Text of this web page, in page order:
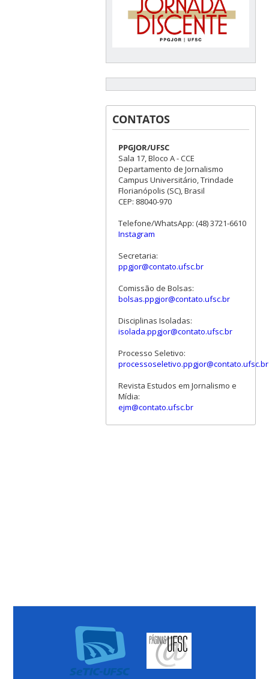
CONTATOS
PPGJOR/UFSC
Sala 17, Bloco A - CCE
Departamento de Jornalismo
Campus Universitário, Trindade
Florianópolis (SC), Brasil
CEP: 88040-970
Telefone/WhatsApp: (48) 3721-6610
Instagram
Secretaria:
ppgjor@contato.ufsc.br
Comissão de Bolsas:
bolsas.ppgjor@contato.ufsc.br
Disciplinas Isoladas:
isolada.ppgjor@contato.ufsc.br
Processo Seletivo:
processoseletivo.ppgjor@contato.ufsc.br
Revista Estudos em Jornalismo e
Mídia:
ejm@contato.ufsc.br